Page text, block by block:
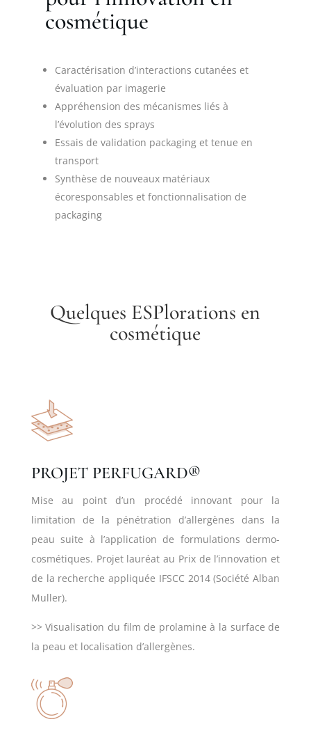
cosmétique
Caractérisation d’interactions cutanées et
évaluation par imagerie
Appréhension des mécanismes liés à
l’évolution des sprays
Essais de validation packaging et tenue en
transport
Synthèse de nouveaux matériaux
écoresponsables et fonctionnalisation de
packaging
Quelques ESPlorations en
cosmétique
PROJET PERFUGARD®
Mise au point d’un procédé innovant pour la
limitation de la pénétration d’allergènes dans la
peau suite à l’application de formulations dermo-
cosmétiques. Projet lauréat au Prix de l’innovation et
de la recherche appliquée IFSCC 2014 (Société Alban
Muller).
>> Visualisation du film de prolamine à la surface de
la peau et localisation d’allergènes.